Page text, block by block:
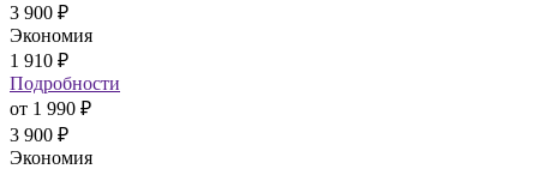
3 900 ₽
Экономия
1 910 ₽
Подробности
от 1 990 ₽
3 900 ₽
Экономия